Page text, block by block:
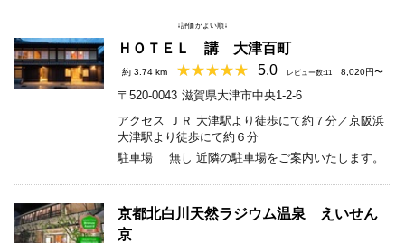
↓評価がよい順↓
ＨＯＴＥＬ 講 大津百町
約 3.74 km 5.0 レビュー数:11 8,020円〜
〒520-0043 滋賀県大津市中央1-2-6
アクセス
ＪＲ 大津駅より徒歩にて約７分／京阪浜
大津駅より徒歩にて約６分
駐車場
無し 近隣の駐車場をご案内いたします。
京都北白川天然ラジウム温泉 えいせん
京